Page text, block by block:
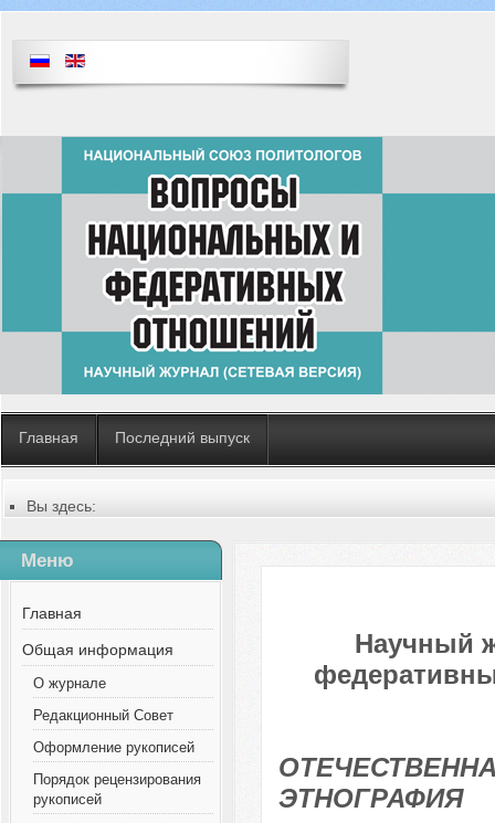
Главная Последний выпуск
Вы здесь:
Содержание выпусков
№ 7 (124), 2025
Меню
Главная
Общая информация
О журнале
Редакционный Совет
Оформление рукописей
Порядок рецензирования
рукописей
Научный
ЭТНОГРАФИЯ